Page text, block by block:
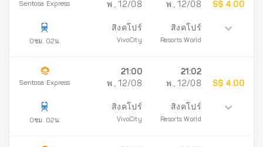
Sentosa Express
0ชม. 02น.
พ., 12/08
สิงคโปร์
VivoCity
พ., 12/08
สิงคโปร์
Resorts World
S$ 4.00
Sentosa Express
0ชม. 02น.
21:00
พ., 12/08
สิงคโปร์
VivoCity
21:02
พ., 12/08
สิงคโปร์
Resorts World
S$ 4.00